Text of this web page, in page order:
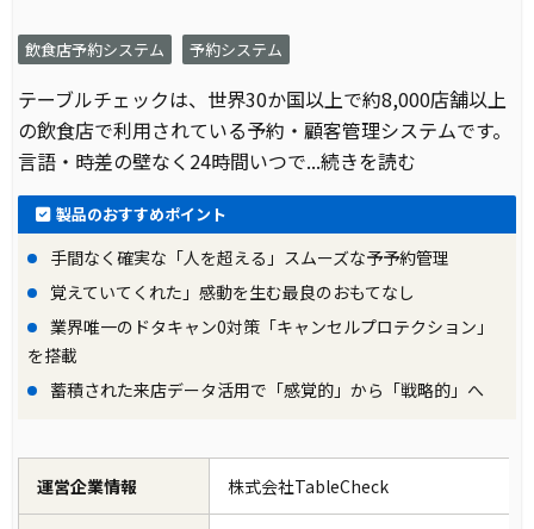
飲食店予約システム 予約システム
テーブルチェックは、世界30か国以上で約8,000店舗以上
の飲食店で利用されている予約・顧客管理システムです。
言語・時差の壁なく24時間いつで...続きを読む
製品のおすすめポイント
手間なく確実な「人を超える」スムーズな予予約管理
覚えていてくれた」感動を生む最良のおもてなし
業界唯一のドタキャン0対策「キャンセルプロテクション」
を搭載
蓄積された来店データ活用で「感覚的」から「戦略的」へ
運営企業情報 株式会社TableCheck